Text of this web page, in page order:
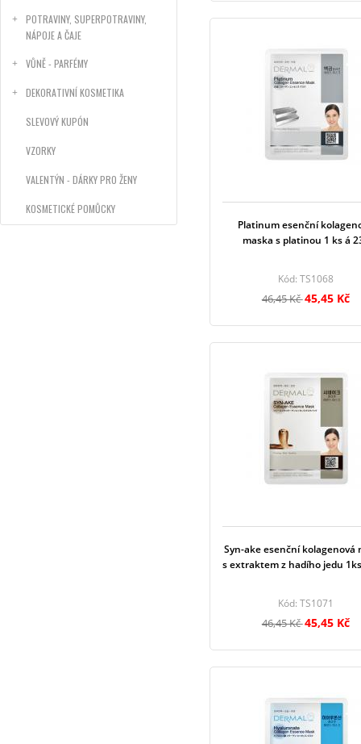
POTRAVINY, SUPERPOTRAVINY,
NÁPOJE A ČAJE
VŮNĚ - PARFÉMY
DEKORATIVNÍ KOSMETIKA
SLEVOVÝ KUPÓN
VZORKY
VALENTÝN - DÁRKY PRO ŽENY
KOSMETICKÉ POMŮCKY
Platinum esenční
maska s platinou 1 ks á
Kód: TS1068
46,45 Kč45,45 Kč
Syn-ake esenční kolagenová
s extraktem z hadího jedu
Kód: TS1071
46,45 Kč45,45 Kč